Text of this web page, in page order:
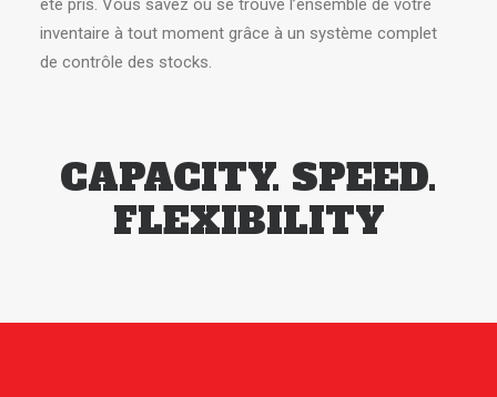
été pris. Vous savez où se trouve l’ensemble de votre
inventaire à tout moment grâce à un système complet
de contrôle des stocks.
CAPACITY. SPEED.
FLEXIBILITY